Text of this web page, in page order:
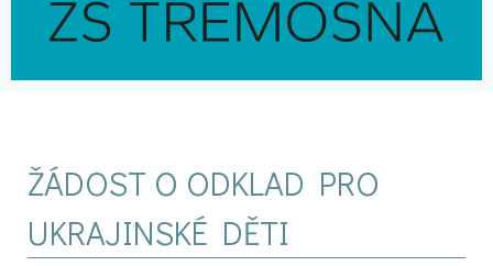
ŽÁDOST O ODKLAD PRO
UKRAJINSKÉ DĚTI